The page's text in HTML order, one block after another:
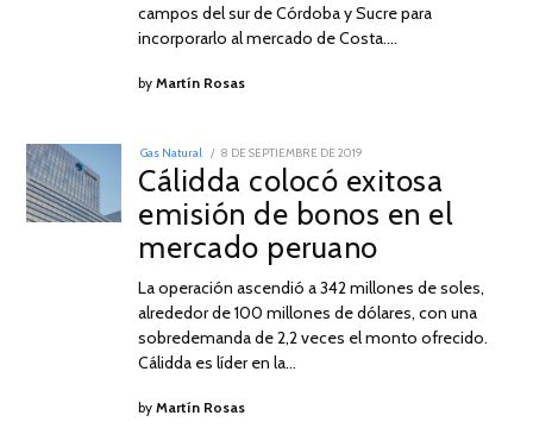
campos del sur de Córdoba y Sucre para
incorporarlo al mercado de Costa.…
byMartín Rosas
Gas Natural
POSTED
ON
8 DE SEPTIEMBRE DE 2019
SEPTIEMBRE
DE
2019
Cálidda colocó exitosa
emisión de bonos en el
mercado peruano
La operación ascendió a 342 millones de soles,
alrededor de 100 millones de dólares, con una
sobredemanda de 2,2 veces el monto ofrecido.
Cálidda es líder en la…
byMartín Rosas